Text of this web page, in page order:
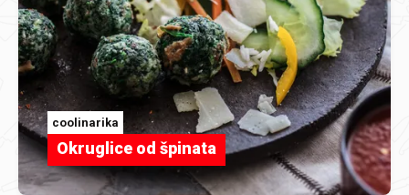
coolinarika
Okruglice od špinata